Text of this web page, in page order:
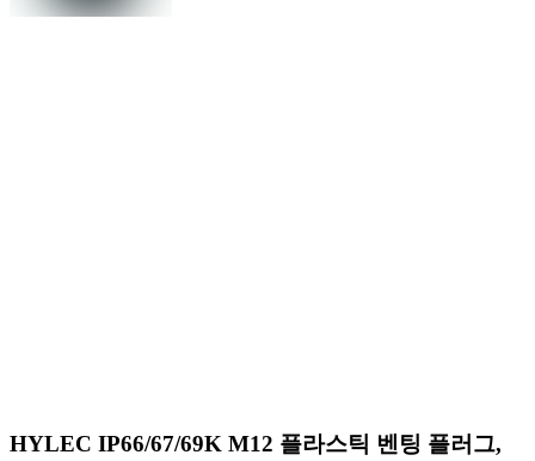
HYLEC IP66/67/69K M12 플라스틱 벤팅 플러그,